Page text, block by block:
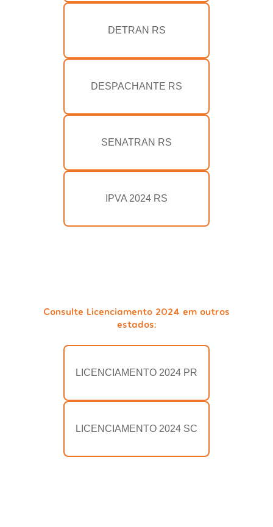
DETRAN RS
DESPACHANTE RS
SENATRAN RS
IPVA 2024 RS
Consulte Licenciamento 2024 em outros
estados:
LICENCIAMENTO 2024 PR
LICENCIAMENTO 2024 SC